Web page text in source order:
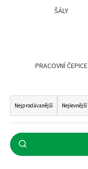
ŠÁLY
PRACOVNÍ ČEPICE
Ř
a
z
e
n
Nejprodávanější Nejlevnější
HLEDAT
D
o
p
o
r